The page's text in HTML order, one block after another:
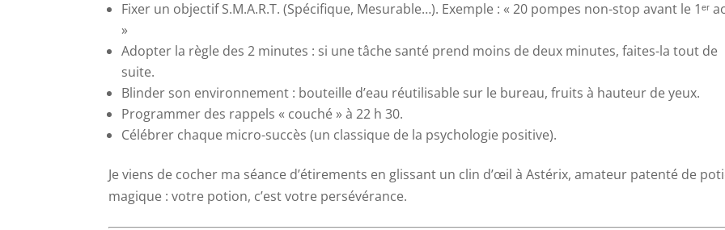
Fixer un objectif S.M.A.R.T. (Spécifique, Mesurable…). Exemple : « 20 pompes non-stop avant le 1ᵉʳ
»
Adopter la règle des 2 minutes : si une tâche santé prend moins de deux minutes, faites-la tout de
suite.
Blinder son environnement : bouteille d’eau réutilisable sur le bureau, fruits à hauteur de yeux.
Programmer des rappels « couché » à 22 h 30.
Célébrer chaque micro-succès (un classique de la psychologie positive).
Je viens de cocher ma séance d’étirements en glissant un clin d’œil à Astérix, amateur patenté de
magique : votre potion, c’est votre persévérance.